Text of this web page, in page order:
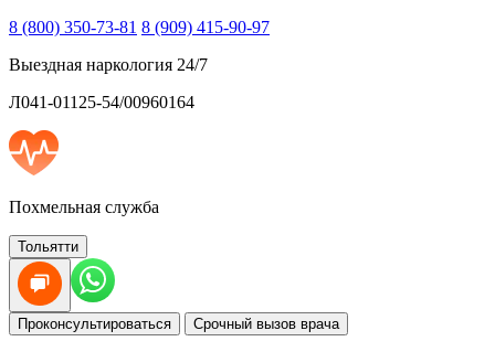
8 (800) 350-73-81 8 (909) 415-90-97
Выездная наркология 24/7
Л041-01125-54/00960164
Похмельная служба
Тольятти
Проконсультироваться Срочный вызов врача